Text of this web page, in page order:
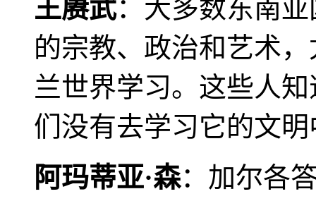
王赓武：大多数东南
的宗教、政治和艺术
兰世界学习。这些人
们没有去学习它的文
阿玛蒂亚·森：加尔各